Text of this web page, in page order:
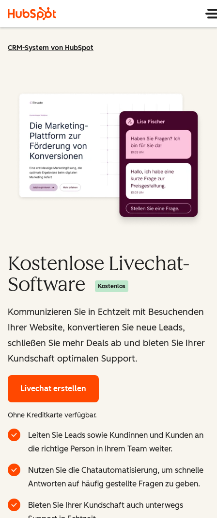
CRM-System von HubSpot
Kostenlose Livechat-
Software
Kostenlos
Kommunizieren Sie in Echtzeit mit Besuchenden
Ihrer Website, konvertieren Sie neue Leads,
schließen Sie mehr Deals ab und bieten Sie Ihrer
Kundschaft optimalen Support.
Livechat erstellen
Ohne Kreditkarte verfügbar.
Leiten Sie Leads sowie Kundinnen und Kunden an
die richtige Person in Ihrem Team weiter.
Nutzen Sie die Chatautomatisierung, um schnelle
Antworten auf häufig gestellte Fragen zu geben.
Bieten Sie Ihrer Kundschaft auch unterwegs